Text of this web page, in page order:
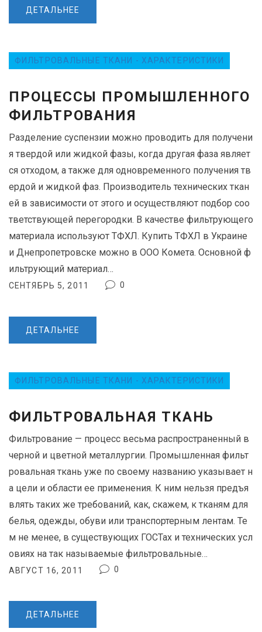
ДЕТАЛЬНЕЕ
ФИЛЬТРОВАЛЬНЫЕ ТКАНИ - ХАРАКТЕРИСТИКИ
ПРОЦЕССЫ ПРОМЫШЛЕННОГО
ФИЛЬТРОВАНИЯ
Разделение суспензии можно проводить для получени
я твердой или жидкой фазы, когда другая фаза являет
ся отходом, а также для одновременного получения тв
ердой и жидкой фаз. Производитель технических ткан
ей в зависимости от этого и осуществляют подбор соо
тветствующей перегородки. В качестве фильтрующего
материала используют ТФХЛ. Купить ТФХЛ в Украине
и Днепропетровске можно в ООО Комета. Основной ф
ильтрующий материал…
СЕНТЯБРЬ 5, 2011 0
ДЕТАЛЬНЕЕ
ФИЛЬТРОВАЛЬНЫЕ ТКАНИ - ХАРАКТЕРИСТИКИ
ФИЛЬТРОВАЛЬНАЯ ТКАНЬ
Фильтрование — процесс весьма распространенный в
черной и цветной металлургии. Промышленная фильт
ровальная ткань уже по своему названию указывает н
а цели и области ее применения. К ним нельзя предъя
влять таких же требований, как, скажем, к тканям для
белья, одежды, обуви или транспортерным лентам. Те
м не менее, в существующих ГОСТах и технических усл
овиях на так называемые фильтровальные…
АВГУСТ 16, 2011 0
ДЕТАЛЬНЕЕ